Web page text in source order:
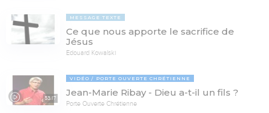
MESSAGE TEXTE
Ce que nous apporte le sacrifice de
Jésus
Edouard Kowalski
53:17
VIDÉO PORTE OUVERTE CHRÉTIENNE
Jean-Marie Ribay - Dieu a-t-il un fils ?
Porte Ouverte Chrétienne